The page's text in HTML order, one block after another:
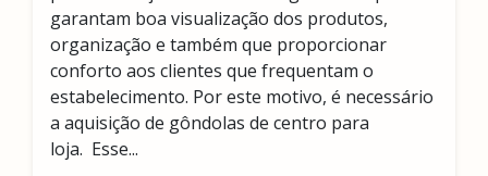
garantam boa visualização dos produtos,
organização e também que proporcionar
conforto aos clientes que frequentam o
estabelecimento. Por este motivo, é necessário
a aquisição de gôndolas de centro para
loja. Esse...